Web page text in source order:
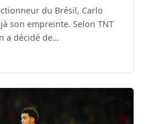
du Brésil, Carlo
son empreinte. Selon TNT
a décidé de…